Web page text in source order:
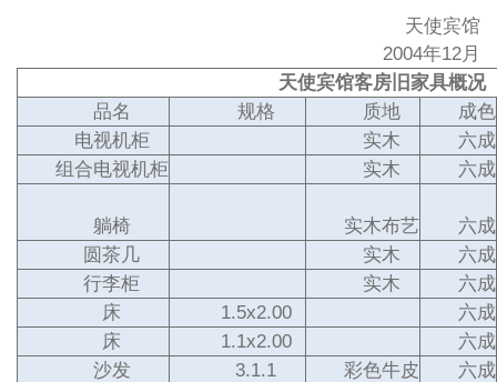
天使宾馆
2004年12月
天使宾馆客房旧家具概况
品名
规格 质地
成色
电视机柜
实木
六成
组合电视机柜
实木 六成
躺椅 实木布艺 六成
圆茶几
实木
六成
行李柜
实木
六成
床
1.5x2.00
六成
床
1.1x2.00
六成
沙发
3.1.1 彩色牛皮 六成